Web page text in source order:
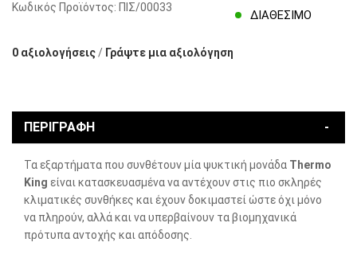
Κωδικός Προϊόντος: ΠΙΣ/00033
ΔΙΑΘΈΣΙΜΟ
0 αξιολογήσεις/ Γράψτε μια αξιολόγηση
ΠΕΡΙΓΡΑΦΉ
Τα εξαρτήματα που συνθέτουν μία ψυκτική μονάδα Thermo
King είναι κατασκευασμένα να αντέχουν στις πιο σκληρές
κλιματικές συνθήκες και έχουν δοκιμαστεί ώστε όχι μόνο
να πληρούν, αλλά και να υπερβαίνουν τα βιομηχανικά
πρότυπα αντοχής και απόδοσης.